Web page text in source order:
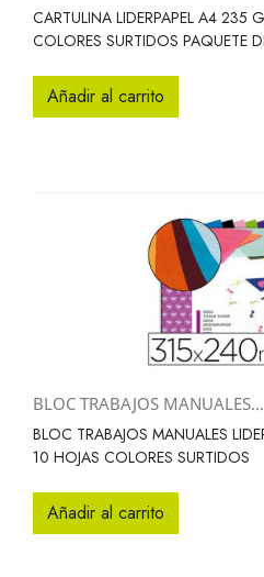
CARTULINA LIDERPAPEL A4 235
COLORES SURTIDOS PAQUETE
Añadir al carrito
BLOC TRABAJOS MANUALES...
BLOC TRABAJOS MANUALES
10 HOJAS COLORES SURTIDOS
Añadir al carrito